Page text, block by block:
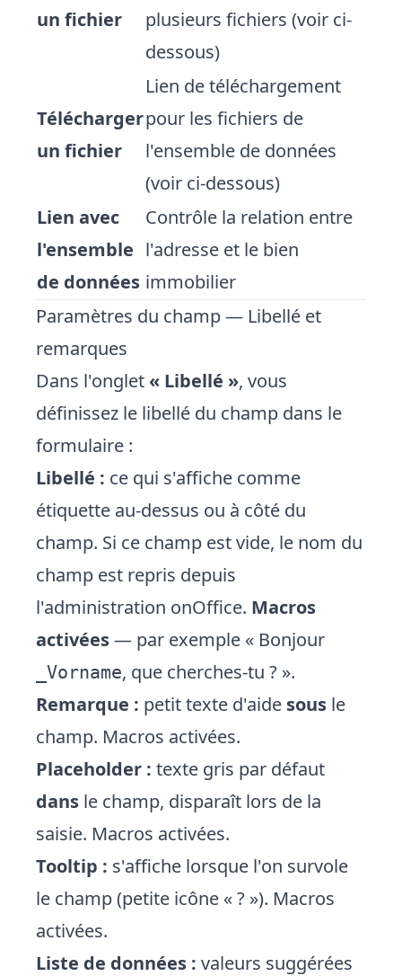
un fichier
plusieurs fichiers (voir ci-
dessous)
Télécharger
un fichier
Lien de téléchargement
pour les fichiers de
l'ensemble de données
(voir ci-dessous)
Lien avec
l'ensemble
de données
Contrôle la relation entre
l'adresse et le bien
immobilier
Paramètres du champ— Libellé et
remarques
Dans l'onglet « Libellé », vous
définissez le libellé du champ dans le
formulaire :
Libellé : ce qui s'affiche comme
étiquette au-dessus ou à côté du
champ. Si ce champ est vide, le nom du
champ est repris depuis
l'administration onOffice. Macros
activées— par exemple « Bonjour
_Vorname, que cherches-tu ? ».
Remarque : petit texte d'aide sous le
champ. Macros activées.
Placeholder : texte gris par défaut
dans le champ, disparaît lors de la
saisie. Macros activées.
Tooltip : s'affiche lorsque l'on survole
le champ (petite icône « ? »). Macros
activées.
Liste de données : valeurs suggérées